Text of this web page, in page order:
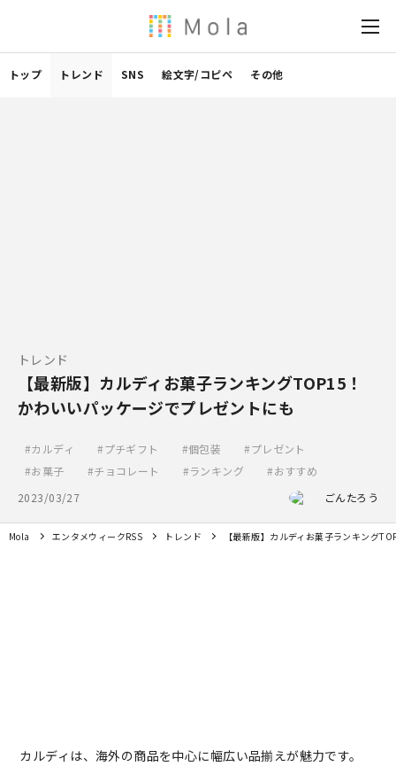
トップ トレンド SNS 絵文字/コピペ その他
トレンド
【最新版】カルディお菓子ランキングTOP15！
かわいいパッケージでプレゼントにも
カルディ プチギフト 個包装
プレゼント
お菓子
チョコレート ランキング
おすすめ
2023/03/27
ごんたろう
Mola エンタメウィークRSS トレンド 【最新版】カルディお菓子ランキング
カルディは、海外の商品を中心に幅広い品揃えが魅力です。